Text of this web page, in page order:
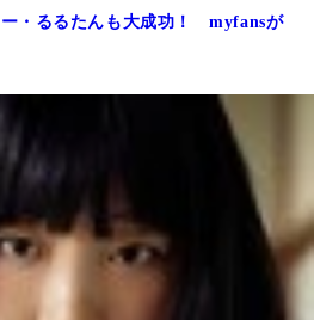
・るるたんも大成功！ myfansが